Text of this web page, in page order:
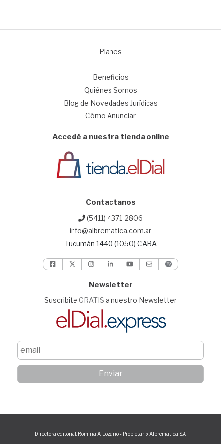
Planes
Beneficios
Quiénes Somos
Blog de Novedades Jurídicas
Cómo Anunciar
Accedé a nuestra tienda online
Contactanos
(5411) 4371-2806
info@albrematica.com.ar
Tucumán 1440 (1050) CABA
Newsletter
Suscribite GRATIS a nuestro Newsletter
Directora editorial: Romina A. Lozano - Propietario: Albrematica S.A.